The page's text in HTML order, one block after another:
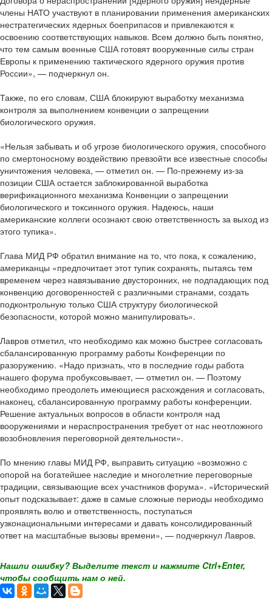
члены НАТО участвуют в планировании применения американских
нестратегических ядерных боеприпасов и привлекаются к
освоению соответствующих навыков. Всем должно быть понятно,
что тем самым военные США готовят вооруженные силы стран
Европы к применению тактического ядерного оружия против
России», — подчеркнул он.
Также, по его словам, США блокируют выработку механизма
контроля за выполнением конвенции о запрещении
биологического оружия.
«Нельзя забывать и об угрозе биологического оружия, способного
по смертоносному воздействию превзойти все известные способы
уничтожения человека, — отметил он. — По-прежнему из-за
позиции США остается заблокированной выработка
верификационного механизма Конвенции о запрещении
биологического и токсинного оружия. Надеюсь, наши
американские коллеги осознают свою ответственность за выход из
этого тупика».
Глава МИД РФ обратил внимание на то, что пока, к сожалению,
американцы «предпочитает этот тупик сохранять, пытаясь тем
временем через навязывание двусторонних, не подпадающих под
конвенцию договоренностей с различными странами, создать
подконтрольную только США структуру биологической
безопасности, которой можно манипулировать».
Лавров отметил, что необходимо как можно быстрее согласовать
сбалансированную программу работы Конференции по
разоружению. «Надо признать, что в последние годы работа
нашего форума пробуксовывает, — отметил он. — Поэтому
необходимо преодолеть имеющиеся расхождения и согласовать,
наконец, сбалансированную программу работы конференции.
Решение актуальных вопросов в области контроля над
вооружениями и нераспространения требует от нас неотложного
возобновления переговорной деятельности».
По мнению главы МИД РФ, выправить ситуацию «возможно с
опорой на богатейшее наследие и многолетние переговорные
традиции, связывающие всех участников форума». «Исторический
опыт подсказывает: даже в самые сложные периоды необходимо
проявлять волю и ответственность, поступаться
узконациональными интересами и давать консолидированный
ответ на масштабные вызовы времени», — подчеркнул Лавров.
Нашли ошибку? Выделите текст и нажмите Ctrl+Enter,
чтобы сообщить нам о ней.